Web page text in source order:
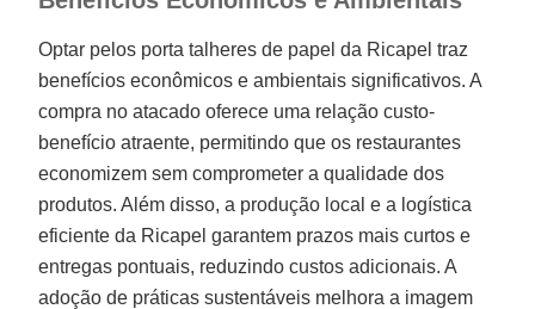
Optar pelos porta talheres de papel da Ricapel traz
benefícios econômicos e ambientais significativos. A
compra no atacado oferece uma relação custo-
benefício atraente, permitindo que os restaurantes
economizem sem comprometer a qualidade dos
produtos. Além disso, a produção local e a logística
eficiente da Ricapel garantem prazos mais curtos e
entregas pontuais, reduzindo custos adicionais. A
adoção de práticas sustentáveis melhora a imagem